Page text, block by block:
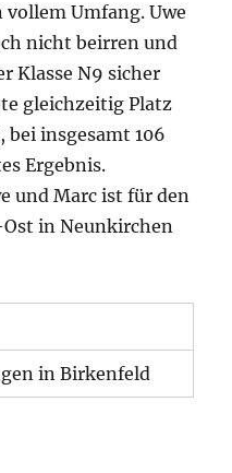
vollem Umfang. Uwe
nicht beirren und
Klasse N9 sicher
gleichzeitig Platz
bei insgesamt 106
Ergebnis.
und Marc ist für den
Ost in Neunkirchen
in Birkenfeld